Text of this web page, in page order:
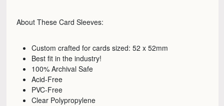
About These Card Sleeves:
Custom crafted for cards sized: 52 x 52mm
Best fit in the industry!
100% Archival Safe
Acid-Free
PVC-Free
Clear Polypropylene